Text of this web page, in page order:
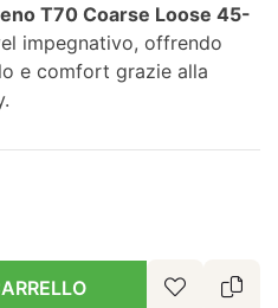
T70 Coarse Loose 45-
impegnativo, offrendo
e comfort grazie alla